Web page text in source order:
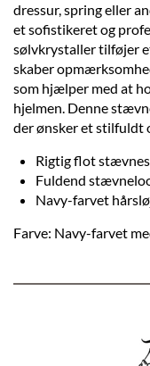
dressur, spring eller
et sofistikeret og
sølvkrystaller tilføjer
skaber
som hjælper med at
hjelmen. Denne
der ønsker et stilfuldt
Rigtig flot
Fuldend
Navy-farvet
Farve: Navy-farvet